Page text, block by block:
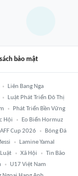
bảo mật
Liên Bang Nga
Luật Phát Triển Đô Thị
Phát Triển Bền Vững
Hội
Eo Biển Hormuz
Cup 2026
Bóng Đá
Lamine Yamal
Xã Hội
Tin Bão
U17 Việt Nam